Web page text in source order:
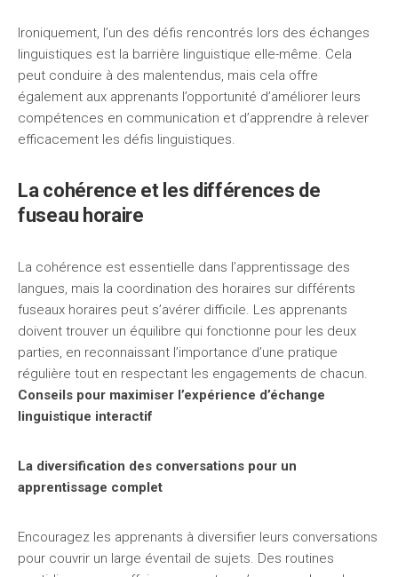
Ironiquement, l’un des défis rencontrés lors des échanges
linguistiques est la barrière linguistique elle-même. Cela
peut conduire à des malentendus, mais cela offre
également aux apprenants l’opportunité d’améliorer leurs
compétences en communication et d’apprendre à relever
efficacement les défis linguistiques.
La cohérence et les différences de
fuseau horaire
La cohérence est essentielle dans l’apprentissage des
langues, mais la coordination des horaires sur différents
fuseaux horaires peut s’avérer difficile. Les apprenants
doivent trouver un équilibre qui fonctionne pour les deux
parties, en reconnaissant l’importance d’une pratique
régulière tout en respectant les engagements de chacun.
Conseils pour maximiser l’expérience d’échange
linguistique interactif
La diversification des conversations pour un
apprentissage complet
Encouragez les apprenants à diversifier leurs conversations
pour couvrir un large éventail de sujets. Des routines